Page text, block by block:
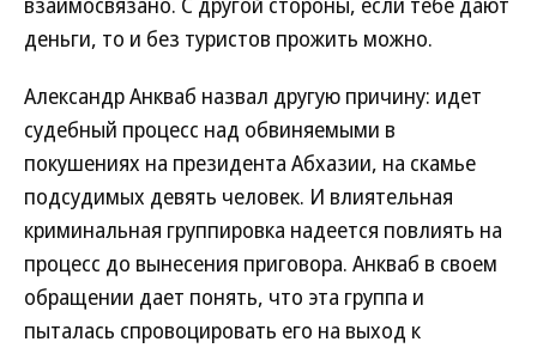
деньги, то и без туристов прожить можно.
Александр Анкваб назвал другую причину: идет
судебный процесс над обвиняемыми в
покушениях на президента Абхазии, на скамье
подсудимых девять человек. И влиятельная
криминальная группировка надеется повлиять на
процесс до вынесения приговора. Анкваб в своем
обращении дает понять, что эта группа и
пыталась спровоцировать его на выход к